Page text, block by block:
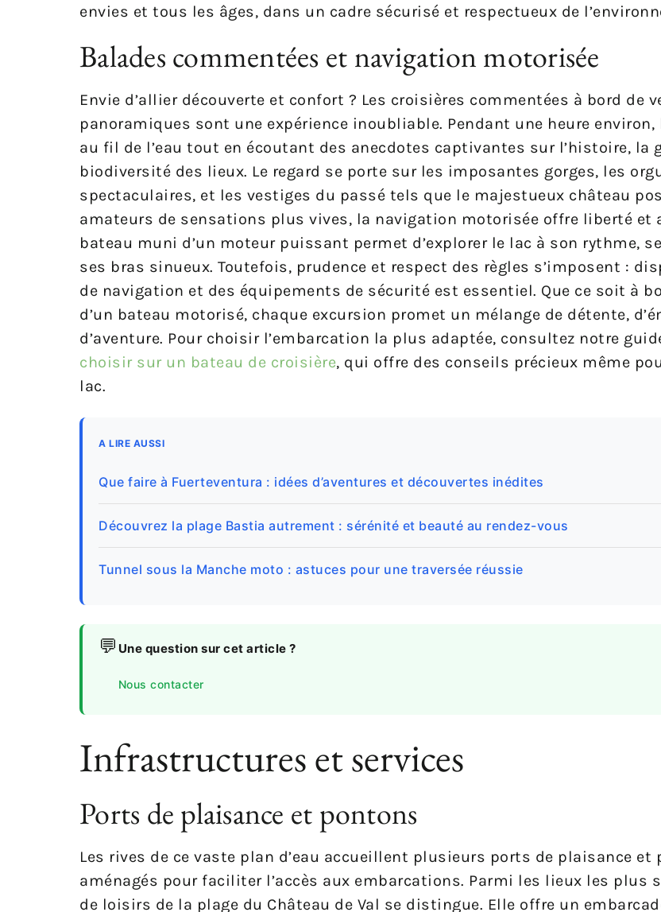
envies et tous les âges, dans un cadre sécurisé et respectueux de
Balades commentées et navigation motorisée
Envie d’allier découverte et confort ? Les croisières commentées à bord de
panoramiques sont une expérience inoubliable. Pendant une heure
au fil de l’eau tout en écoutant des anecdotes captivantes sur l’histoire, la
biodiversité des lieux. Le regard se porte sur les imposantes gorges, les
spectaculaires, et les vestiges du passé tels que le majestueux château
amateurs de sensations plus vives, la navigation motorisée offre liberté et
bateau muni d’un moteur puissant permet d’explorer le lac à son rythme,
ses bras sinueux. Toutefois, prudence et respect des règles s’imposent :
de navigation et des équipements de sécurité est essentiel. Que ce soit à
d’un bateau motorisé, chaque excursion promet un mélange de détente,
d’aventure. Pour choisir l’embarcation la plus adaptée, consultez notre
choisir sur un bateau de croisière, qui offre des conseils précieux même
lac.
A LIRE AUSSI
Que faire à Fuerteventura : idées d’aventures et découvertes inédites
Découvrez la plage Bastia autrement : sérénité et beauté au rendez-vous
Tunnel sous la Manche moto : astuces pour une traversée réussie
💬 Une question sur cet article ?
Nous contacter
Infrastructures et services
Ports de plaisance et pontons
Les rives de ce vaste plan d’eau accueillent plusieurs ports de plaisance
aménagés pour faciliter l’accès aux embarcations. Parmi les lieux les plus
de loisirs de la plage du Château de Val se distingue. Elle offre un